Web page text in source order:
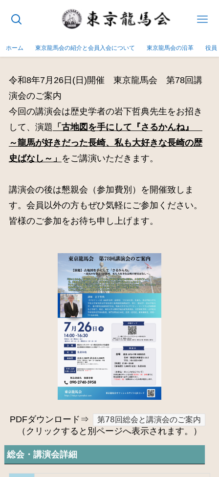
ホーム 東京龍馬会の紹介と会員入会について 東京龍馬会の沿革 役員
令和8年7月26日(日)開催 東京龍馬会 第78回講
演会のご案内
今回の講演会は歴史学者の岩下哲典先生 をお招き
して、 演題 「古地図を手にして『さるかんね』
～龍馬が好きだった長崎、私も大好きな長崎の歴
史ばなし～」 をご講演いただきます。
講演会の後は懇親会（参加費別）を開催致しま
す。会員以外の方もぜひ気軽にご参加ください。
皆様のご参加をお待ち申し上げます。
PDFダウンロード⇒ 第78回総会と講演会のご案内
（クリックすると別ページへ表示されます。）
総会・講演会詳細